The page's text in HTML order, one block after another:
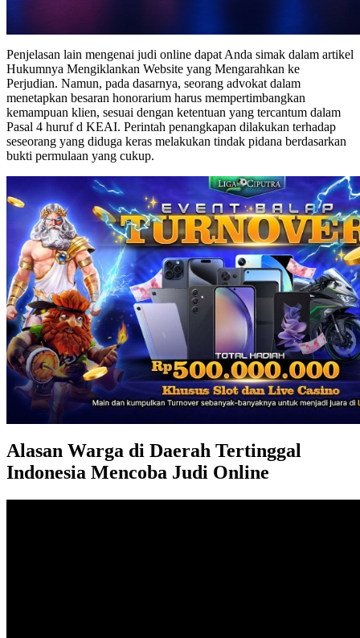
Penjelasan lain mengenai judi online dapat Anda simak dalam artikel
Hukumnya Mengiklankan Website yang Mengarahkan ke
Perjudian. Namun, pada dasarnya, seorang advokat dalam
menetapkan besaran honorarium harus mempertimbangkan
kemampuan klien, sesuai dengan ketentuan yang tercantum dalam
Pasal 4 huruf d KEAI. Perintah penangkapan dilakukan terhadap
seseorang yang diduga keras melakukan tindak pidana berdasarkan
bukti permulaan yang cukup.
Alasan Warga di Daerah Tertinggal
Indonesia Mencoba Judi Online